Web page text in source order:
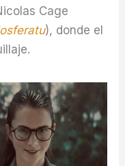
Cage
), donde el